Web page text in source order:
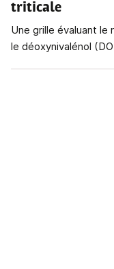
triticale
Une grille évaluant le
le déoxynivalénol